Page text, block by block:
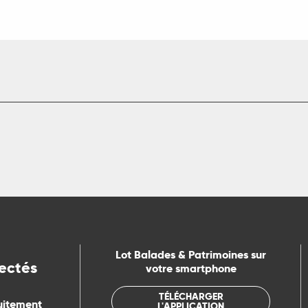
Lot Balades & Patrimoines sur
votre smartphone
TÉLÉCHARGER